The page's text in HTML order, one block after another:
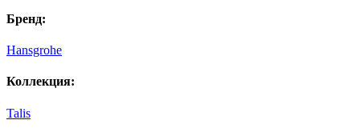
Бренд:
Hansgrohe
Коллекция:
Talis